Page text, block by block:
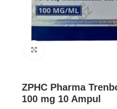
ZPHC Pharma
100 mg 10 Ampul